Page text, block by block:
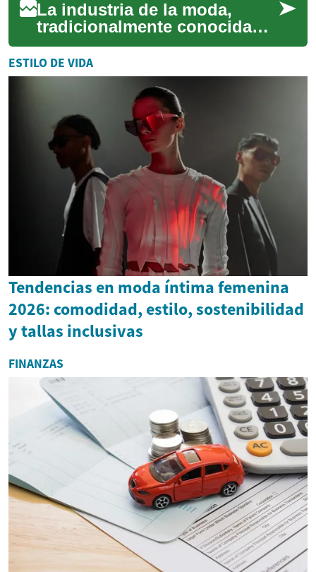
La industria de la moda,
tradicionalmente conocida
por sus ciclos rápidos y
tendencias cambiantes, está
experimentand...
ESTILO DE VIDA
Tendencias en moda íntima femenina
2026: comodidad, estilo, sostenibilidad
y tallas inclusivas
FINANZAS